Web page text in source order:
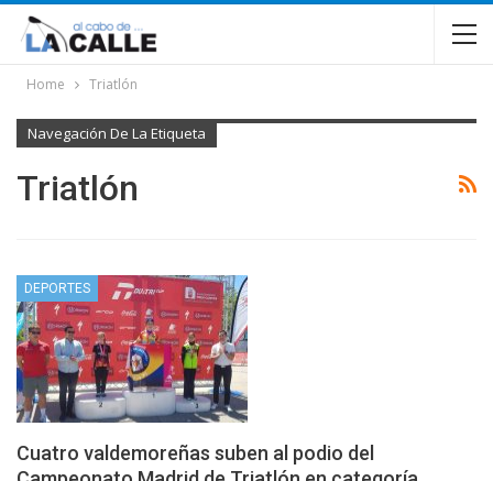
Home Triatlón
Navegación De La Etiqueta
Triatlón
DEPORTES
Cuatro valdemoreñas suben al podio del